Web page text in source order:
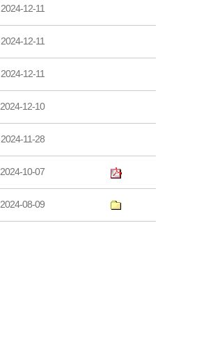
2024-12-11
2024-12-11
2024-12-11
2024-12-10
2024-11-28
2024-10-07
2024-08-09